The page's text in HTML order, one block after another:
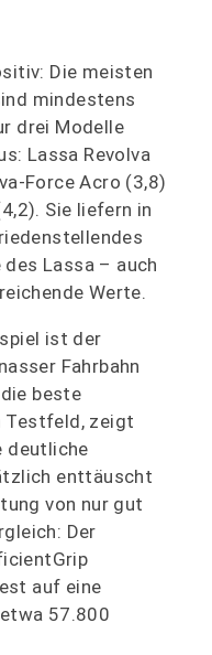
Die meisten
mindestens
drei Modelle
Lassa Revolva
Force Acro (3,8)
Sie liefern in
Lassa – auch
Werte.
ist der
Fahrbahn
beste
Testfeld, zeigt
deutliche
enttäuscht
von nur gut
Der
auf eine
57.800